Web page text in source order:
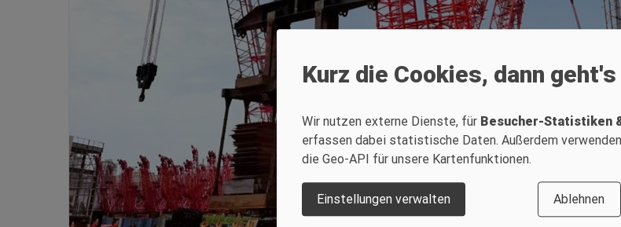
Kurz die Cookies, dann
Wir nutzen externe Dienste, für Besucher-Statistiken
erfassen dabei statistische Daten. Außerdem
die Geo-API für unsere Kartenfunktionen.
Einstellungen verwalten Ablehnen